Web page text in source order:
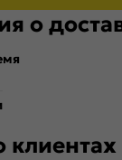
о
клиентах